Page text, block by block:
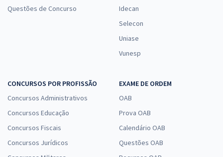
Questões de Concurso
Idecan
Selecon
Uniase
Vunesp
CONCURSOS POR PROFISSÃO
Concursos Administrativos
Concursos Educação
Concursos Fiscais
Concursos Jurídicos
EXAME DE ORDEM
OAB
Prova OAB
Calendário OAB
Questões OAB